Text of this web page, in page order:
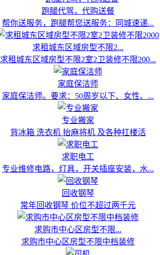
跑腿代驾，代购送餐
帮你送服务，跑腿帮您送服务：同城速递...
求租城东区域房型不限2...
求租城东区域房型不限2室2卫装修不限200...
家庭保洁师
家庭保洁师。要求：50周岁以下、女性、...
专业搬家
背冰箱 洗衣机 抬麻将机 及各种扛楼活
求职电工
专业维修电路，灯具，开关插座安装，水...
回收钢琴
常年回收钢琴 价位不超过两千元
求购市中心区房型不限...
求购市中心区房型不限中档装修